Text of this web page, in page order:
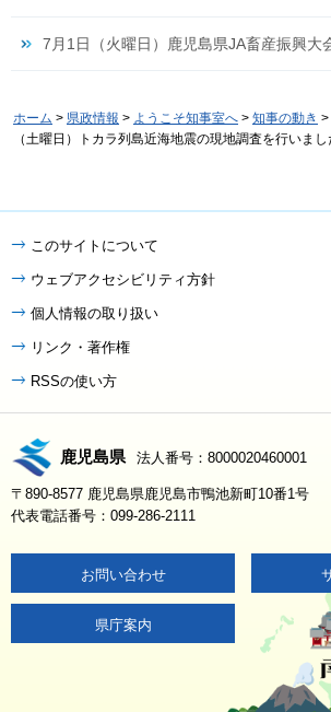
7月1日（火曜日）鹿児島県JA畜産振興大
ホーム > 県政情報 > ようこそ知事室へ > 知事の動き >
（土曜日）トカラ列島近海地震の現地調査を行いまし
このサイトについて
ウェブアクセシビリティ方針
個人情報の取り扱い
リンク・著作権
RSSの使い方
鹿児島県 法人番号：8000020460001
〒890-8577 鹿児島県鹿児島市鴨池新町10番1号
代表電話番号：099-286-2111
お問い合わせ
県庁案内